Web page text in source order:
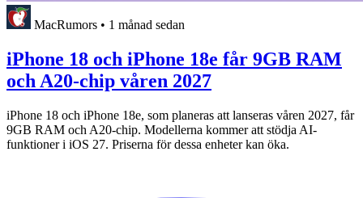
MacRumors • 1 månad sedan
iPhone 18 och iPhone 18e får 9GB RAM
och A20-chip våren 2027
iPhone 18 och iPhone 18e, som planeras att lanseras våren 2027, får
9GB RAM och A20-chip. Modellerna kommer att stödja AI-
funktioner i iOS 27. Priserna för dessa enheter kan öka.